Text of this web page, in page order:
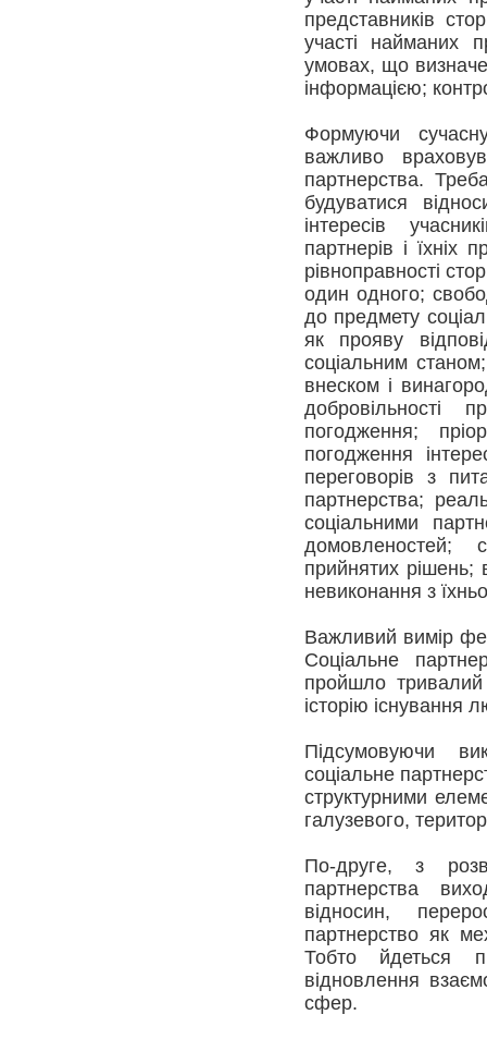
представників
участі найманих
умовах, що
інформацією;
Формуючи
важливо
партнерства.
будуватися
інтересів
партнерів і їхніх
рівноправності
один одного;
до предмету
як прояву
соціальним
внеском і
добровільності
погодження;
погодження
переговорів з
партнерства;
соціальними
домовленостей;
прийнятих рішень;
невиконання з
Важливий вимір
Соціальне
пройшло
історію існування
Підсумовуючи
соціальне
структурними
галузевого,
По-друге, з
партнерства
відносин,
партнерство як
Тобто йдеться
відновлення
сфер.